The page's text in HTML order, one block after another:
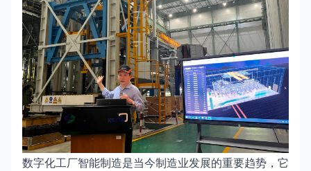
数字化工厂智能制造是当今制造业发展的重要趋势，它